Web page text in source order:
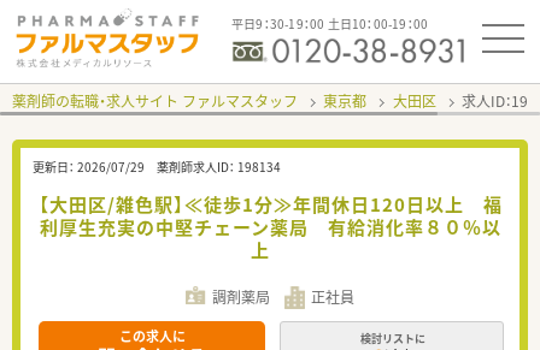
平日9：30-19：00 土日10：00-19：00
薬剤師の転職・求人サイト ファルマスタッフ 東京都 大田区 求人ID：
更新日： 2026/07/29 薬剤師求人ID： 198134
【大田区/雑色駅】≪徒歩1分≫年間休日120日以上 福
利厚生充実の中堅チェーン薬局 有給消化率８０％以
上
調剤薬局 正社員
この求人に 検討リストに